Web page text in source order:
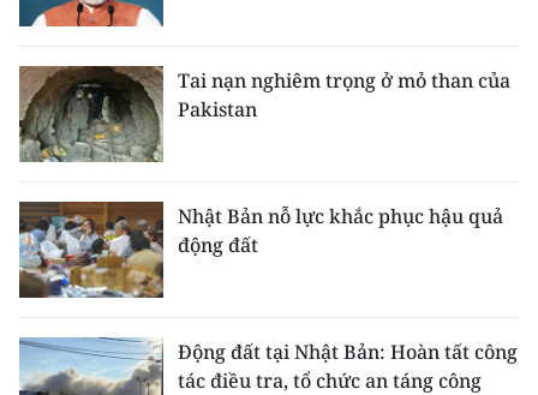
Tai nạn nghiêm trọng ở mỏ than của
Pakistan
Nhật Bản nỗ lực khắc phục hậu quả
động đất
Động đất tại Nhật Bản: Hoàn tất công
tác điều tra, tổ chức an táng công